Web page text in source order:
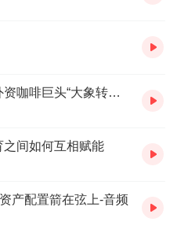
星巴克中国 60%股权出让：外资咖啡巨头“大象转身”，释放了什么信号？
间如何互相赋能
产配置箭在弦上-音频